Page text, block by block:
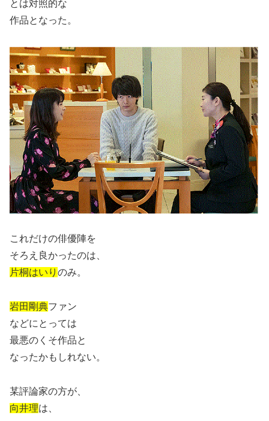
とは対照的な
作品となった。
これだけの俳優陣を
そろえ良かったのは、
片桐はいり のみ。
岩田剛典ファン
などにとっては
最悪のくそ作品と
なったかもしれない。
某評論家の方が、
向井理は、